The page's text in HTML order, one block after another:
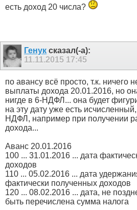
есть доход 20 числа?
Генук сказал(-а):
11.11.2015 17:45
по авансу всё просто, т.к. ничего
выплаты дохода 20.01.2016, но
нигде в 6-НДФЛ... она будет
на эту дату уже есть
НДФЛ, например при получении
дохода...
Аванс 20.01.2016
100 ... 31.01.2016 ... дата
доходов
110 ... 05.02.2016 ... дата
фактически полученных доходов
120 ... 08.02.2016 ... дата, не
быть перечислена сумма налога